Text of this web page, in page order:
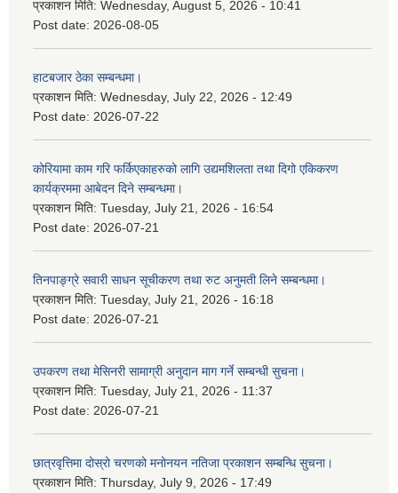
प्रकाशन मिति: Wednesday, August 5, 2026 - 10:41
Post date: 2026-08-05
हाटबजार ठेका सम्बन्धमा।
प्रकाशन मिति: Wednesday, July 22, 2026 - 12:49
Post date: 2026-07-22
कोरियामा काम गरि फर्किएकाहरुको लागि उद्यमशिलता तथा दिगो एकिकरण
कार्यक्रममा आबेदन दिने सम्बन्धमा।
प्रकाशन मिति: Tuesday, July 21, 2026 - 16:54
Post date: 2026-07-21
तिनपाङ्ग्रे सवारी साधन सूचीकरण तथा रुट अनुमती लिने सम्बन्धमा।
प्रकाशन मिति: Tuesday, July 21, 2026 - 16:18
Post date: 2026-07-21
उपकरण तथा मेसिनरी सामाग्री अनुदान माग गर्ने सम्बन्धी सुचना।
प्रकाशन मिति: Tuesday, July 21, 2026 - 11:37
Post date: 2026-07-21
छात्रवृत्तिमा दोस्रो चरणको मनोनयन नतिजा प्रकाशन सम्बन्धि सुचना।
प्रकाशन मिति: Thursday, July 9, 2026 - 17:49